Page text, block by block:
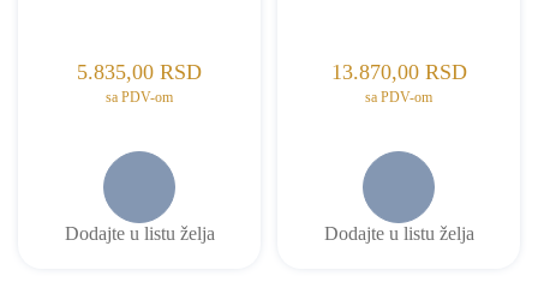
5.835,00 RSD
sa PDV-om
Dodajte u listu želja
13.870,00 RSD
sa PDV-om
Dodajte u listu želja